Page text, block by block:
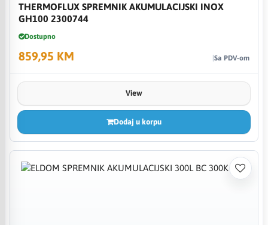
THERMOFLUX SPREMNIK AKUMULACIJSKI INOX
GH100 2300744
Dostupno
859,95 KM Sa PDV-om
View
Dodaj u korpu